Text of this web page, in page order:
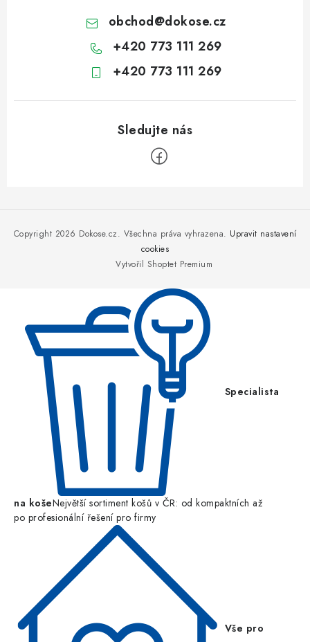
obchod@dokose.cz
+420 773 111 269
+420 773 111 269
Vytvořil Shoptet Premium
Copyright 2026 Dokose.cz. Všechna práva vyhrazena. Upravit nastavení
cookies
Specialista
na košeNejvětší sortiment košů v ČR: od kompaktních až
po profesionální řešení pro firmy
Vše pro